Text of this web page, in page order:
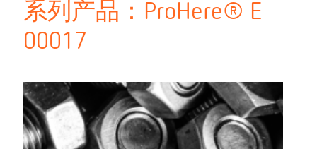
系列产品：ProHere® E
00017